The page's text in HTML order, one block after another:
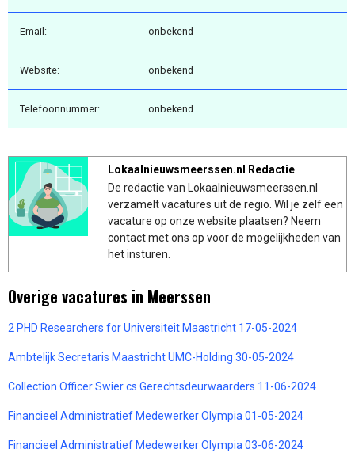
Email: onbekend
Website: onbekend
Telefoonnummer: onbekend
Lokaalnieuwsmeerssen.nl Redactie
De redactie van Lokaalnieuwsmeerssen.nl
verzamelt vacatures uit de regio. Wil je zelf een
vacature op onze website plaatsen? Neem
contact met ons op voor de mogelijkheden van
het insturen.
Overige vacatures in Meerssen
2 PHD Researchers for Universiteit Maastricht 17-05-2024
Ambtelijk Secretaris Maastricht UMC-Holding 30-05-2024
Collection Officer Swier cs Gerechtsdeurwaarders 11-06-2024
Financieel Administratief Medewerker Olympia 01-05-2024
Financieel Administratief Medewerker Olympia 03-06-2024